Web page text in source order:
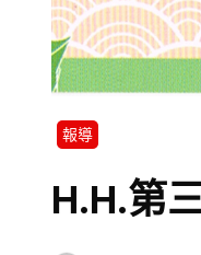
報導
H.H.第